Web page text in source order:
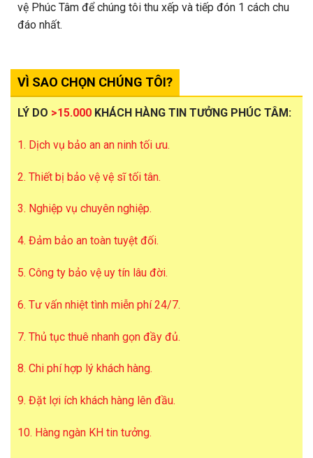
vệ Phúc Tâm để chúng tôi thu xếp và tiếp đón 1 cách chu
đáo nhất.
VÌ SAO CHỌN CHÚNG TÔI?
LÝ DO >15.000 KHÁCH HÀNG TIN TƯỞNG PHÚC TÂM:
1. Dịch vụ bảo an an ninh tối ưu.
2. Thiết bị bảo vệ vệ sĩ tối tân.
3. Nghiệp vụ chuyên nghiệp.
4. Đảm bảo an toàn tuyệt đối.
5. Công ty bảo vệ uy tín lâu đời.
6. Tư vấn nhiệt tình miễn phí 24/7.
7. Thủ tục thuê nhanh gọn đầy đủ.
8. Chi phí hợp lý khách hàng.
9. Đặt lợi ích khách hàng lên đầu.
10. Hàng ngàn KH tin tưởng.